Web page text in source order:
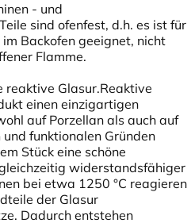
- und
sind ofenfest, d.h. es ist für
Backofen geeignet, nicht
Flamme.
reaktive Glasur.Reaktive
einen einzigartigen
auf Porzellan als auch auf
funktionalen Gründen
Stück eine schöne
widerstandsfähiger
bei etwa 1250 °C reagieren
der Glasur
Dadurch entstehen